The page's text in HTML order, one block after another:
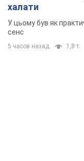
халати
У цьому був як
сенс
5 часов назад 1,8 т.